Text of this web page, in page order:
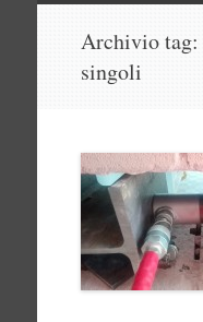
contenuto
Archivio tag:
singoli